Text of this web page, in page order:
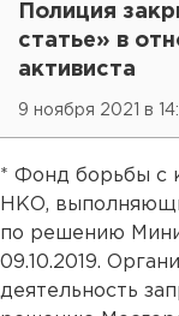
Полиция
статье» в
активиста
9 ноября 2021 в
* Фонд борьбы с
НКО,
по решению
09.10.2019.
деятельность